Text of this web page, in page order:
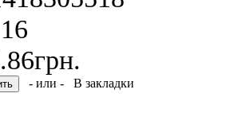
16
- или -
В закладки